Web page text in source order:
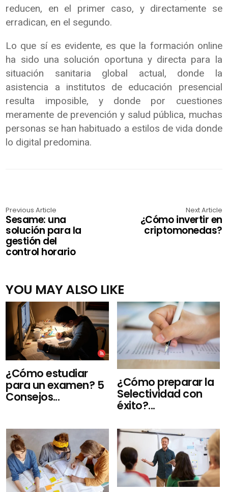
reducen, en el primer caso, y directamente se
erradican, en el segundo.
Lo que sí es evidente, es que la formación online
ha sido una solución oportuna y directa para la
situación sanitaria global actual, donde la
asistencia a institutos de educación presencial
resulta imposible, y donde por cuestiones
meramente de prevención y salud pública, muchas
personas se han habituado a estilos de vida donde
lo digital predomina.
Previous Article
Sesame: una
solución para la
gestión del
control horario
Next Article
¿Cómo invertir en
criptomonedas?
YOU MAY ALSO LIKE
¿Cómo estudiar
para un examen? 5
Consejos...
¿Cómo preparar la
Selectividad con
éxito?...